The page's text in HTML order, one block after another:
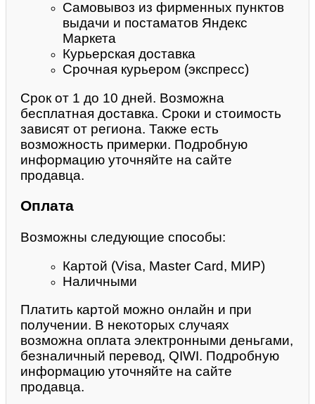
Самовывоз из фирменных пунктов
выдачи и постаматов Яндекс
Маркета
Курьерская доставка
Срочная курьером (экспресс)
Срок от 1 до 10 дней. Возможна
бесплатная доставка. Сроки и стоимость
зависят от региона. Также есть
возможность примерки. Подробную
информацию уточняйте на сайте
продавца.
Оплата
Возможны следующие способы:
Картой (Visa, Master Card, МИР)
Наличными
Платить картой можно онлайн и при
получении. В некоторых случаях
возможна оплата электронными деньгами,
безналичный перевод, QIWI. Подробную
информацию уточняйте на сайте
продавца.